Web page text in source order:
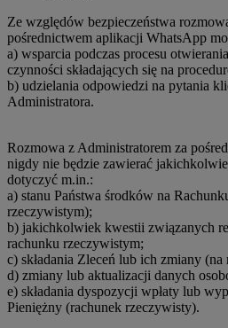
Ze względów bezpieczeństwa
pośrednictwem aplikacji WhatsApp
a) wsparcia podczas procesu
czynności składających się na
b) udzielania odpowiedzi na pytania
Administratora.
Rozmowa z Administratorem za
nigdy nie będzie zawierać
dotyczyć m.in.:
a) stanu Państwa środków na
rzeczywistym);
b) jakichkolwiek kwestii związanych
rachunku rzeczywistym;
c) składania Zleceń lub ich zmiany
d) zmiany lub aktualizacji danych
e) składania dyspozycji wpłaty lub
Pieniężny (rachunek rzeczywisty).